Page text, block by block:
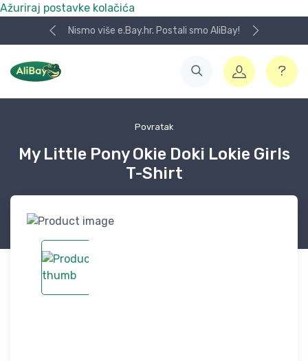
Ažuriraj postavke kolačića
Nismo više e.Bay.hr. Postali smo AliBay!
Povratak
My Little Pony Okie Doki Lokie Girls
T-Shirt